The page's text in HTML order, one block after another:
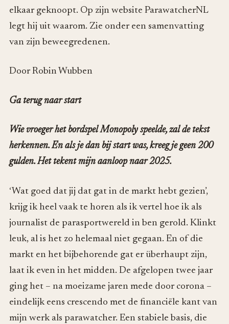
elkaar geknoopt. Op zijn website ParawatcherNL
legt hij uit waarom. Zie onder een samenvatting
van zijn beweegredenen.
Door Robin Wubben
Ga terug naar start
Wie vroeger het bordspel Monopoly speelde, zal de tekst
herkennen. En als je dan bij start was, kreeg je geen 200
gulden. Het tekent mijn aanloop naar 2025.
‘Wat goed dat jij dat gat in de markt hebt gezien’,
krijg ik heel vaak te horen als ik vertel hoe ik als
journalist de parasportwereld in ben gerold. Klinkt
leuk, al is het zo helemaal niet gegaan. En of die
markt en het bijbehorende gat er überhaupt zijn,
laat ik even in het midden. De afgelopen twee jaar
ging het – na moeizame jaren mede door corona –
eindelijk eens crescendo met de financiële kant van
mijn werk als parawatcher. Een stabiele basis, die